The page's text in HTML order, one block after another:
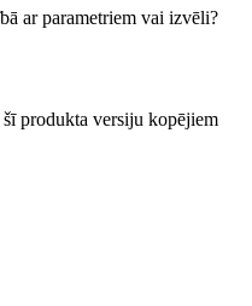
ar parametriem vai izvēli?
produkta versiju kopējiem